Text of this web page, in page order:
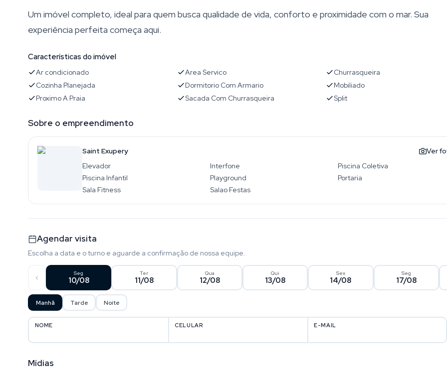
Um imóvel completo, ideal para quem busca qualidade de vida, conforto e proximidade com o mar. Sua
experiência perfeita começa aqui.
Características do imóvel
Ar condicionado Area Servico
Churrasqueira
Cozinha Planejada
Dormitorio Com Armario
Mobiliado
Proximo A Praia
Sacada Com Churrasqueira Split
Sobre o empreendimento
Saint Exupery
Ver
Elevador
Interfone
Piscina Coletiva
Piscina Infantil
Playground
Portaria
Sala Fitness
Salao Festas
Agendar visita
Escolha a data e o turno e aguarde a confirmação de nossa equipe.
Seg
10/08
Ter
11/08
Qua
12/08
Qui
13/08
Sex
14/08
Seg
17/08
Manhã Tarde Noite
NOME CELULAR E-MAIL
Mídias